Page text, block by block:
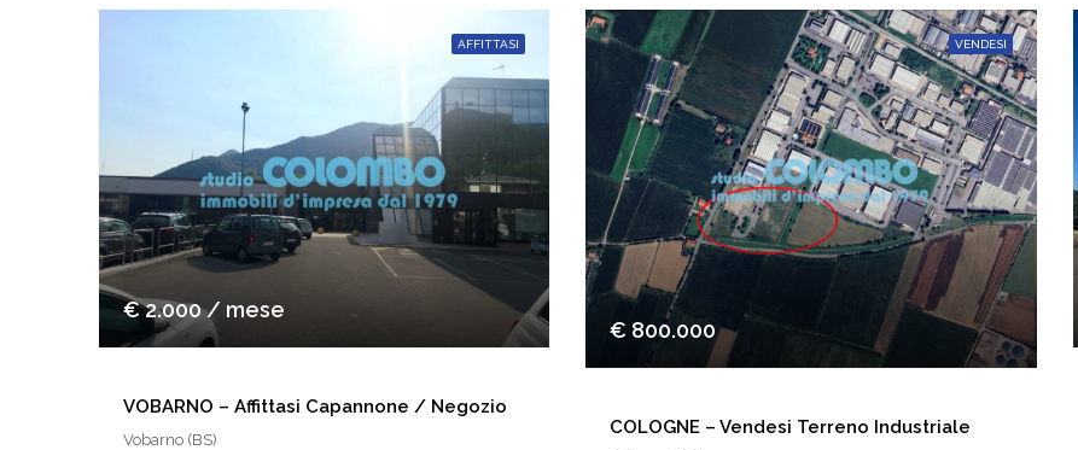
AFFITTASI
€ 2.000 / mese
VOBARNO – Affittasi Capannone / Negozio
Vobarno (BS)
VENDESI
€ 800.000
COLOGNE – Vendesi Terreno Industriale